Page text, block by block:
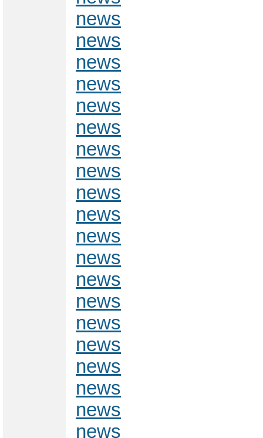
news
news
news
news
news
news
news
news
news
news
news
news
news
news
news
news
news
news
news
news